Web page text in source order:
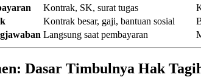
Kontrak, SK, surat tugas
Kontrak besar, gaji, bantuan sosial
Langsung saat pembayaran
Dasar Timbulnya Hak